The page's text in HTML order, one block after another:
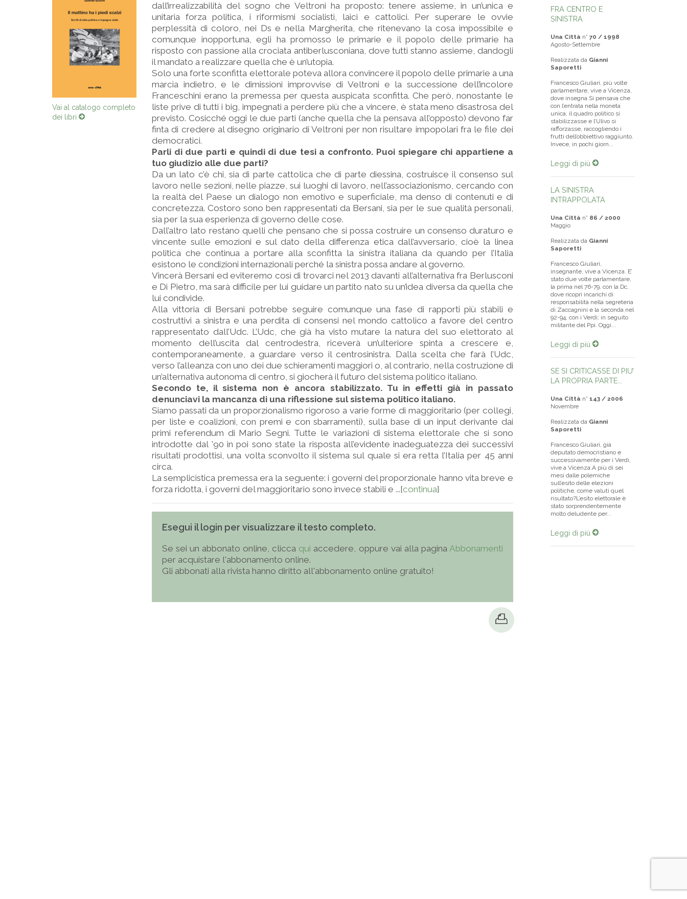
Vai al catalogo completo
dei libri
dall’irrealizzabilità del sogno che Veltroni ha proposto: tenere assieme, in un’unica e
unitaria forza politica, i riformismi socialisti, laici e cattolici. Per superare le ovvie
perplessità di coloro, nei Ds e nella Margherita, che ritenevano la cosa impossibile e
comunque inopportuna, egli ha promosso le primarie e il popolo delle primarie ha
risposto con passione alla crociata antiberlusconiana, dove tutti stanno assieme, dandogli
il mandato a realizzare quella che è un’utopia.
Solo una forte sconfitta elettorale poteva allora convincere il popolo delle primarie a una
marcia indietro, e le dimissioni improvvise di Veltroni e la successione dell’incolore
Franceschini erano la premessa per questa auspicata sconfitta. Che però, nonostante le
liste prive di tutti i big, impegnati a perdere più che a vincere, è stata meno disastrosa del
previsto. Cosicché oggi le due parti (anche quella che la pensava all’opposto) devono far
finta di credere al disegno originario di Veltroni per non risultare impopolari fra le file dei
democratici.
Parli di due parti e quindi di due tesi a confronto. Puoi spiegare chi appartiene a
tuo giudizio alle due parti?
Da un lato c’è chi, sia di parte cattolica che di parte diessina, costruisce il consenso sul
lavoro nelle sezioni, nelle piazze, sui luoghi di lavoro, nell’associazionismo, cercando con
la realtà del Paese un dialogo non emotivo e superficiale, ma denso di contenuti e di
concretezza. Costoro sono ben rappresentati da Bersani, sia per le sue qualità personali,
sia per la sua esperienza di governo delle cose.
Dall’altro lato restano quelli che pensano che si possa costruire un consenso duraturo e
vincente sulle emozioni e sul dato della differenza etica dall’avversario, cioè la linea
politica che continua a portare alla sconfitta la sinistra italiana da quando per l’Italia
esistono le condizioni internazionali perché la sinistra possa andare al governo.
Vincerà Bersani ed eviteremo così di trovarci nel 2013 davanti all’alternativa fra Berlusconi
e Di Pietro, ma sarà difficile per lui guidare un partito nato su un’idea diversa da quella che
lui condivide.
Alla vittoria di Bersani potrebbe seguire comunque una fase di rapporti più stabili e
costruttivi a sinistra e una perdita di consensi nel mondo cattolico a favore del centro
rappresentato dall’Udc. L’Udc, che già ha visto mutare la natura del suo elettorato al
momento dell’uscita dal centrodestra, riceverà un’ulteriore spinta a crescere e,
contemporaneamente, a guardare verso il centrosinistra. Dalla scelta che farà l’Udc,
verso l’alleanza con uno dei due schieramenti maggiori o, al contrario, nella costruzione di
un’alternativa autonoma di centro, si giocherà il futuro del sistema politico italiano.
Secondo te, il sistema non è ancora stabilizzato. Tu in effetti già in passato
denunciavi la mancanza di una riflessione sul sistema politico italiano.
Siamo passati da un proporzionalismo rigoroso a varie forme di maggioritario (per collegi,
per liste e coalizioni, con premi e con sbarramenti), sulla base di un input derivante dai
primi referendum di Mario Segni. Tutte le variazioni di sistema elettorale che si sono
introdotte dal ’90 in poi sono state la risposta all’evidente inadeguatezza dei successivi
risultati prodottisi, una volta sconvolto il sistema sul quale si era retta l’Italia per 45 anni
circa.
La semplicistica premessa era la seguente: i governi del proporzionale hanno vita breve e
forza ridotta, i governi del maggioritario sono invece stabili e ...[continua]
Esegui il login per visualizzare il testo completo.
Se sei un abbonato online, clicca qui accedere, oppure vai alla pagina Abbonamenti
per acquistare l'abbonamento online.
Gli abbonati alla rivista hanno diritto all'abbonamento online gratuito!
FRA CENTRO E
SINISTRA
Una Città n° 70 / 1998
Agosto-Settembre
Realizzata da Gianni
Saporetti
Francesco Giuliari, più volte
parlamentare, vive a Vicenza,
dove insegna.Si pensava che
con l’entrata nella moneta
unica, il quadro politico si
stabilizzasse e l’Ulivo si
rafforzasse, raccogliendo i
frutti dell’obbiettivo raggiunto.
Invece, in pochi giorn...
Leggi di più
LA SINISTRA
INTRAPPOLATA
Una Città n° 86 / 2000
Maggio
Realizzata da Gianni
Saporetti
Francesco Giuliari,
insegnante, vive a Vicenza. E’
stato due volte parlamentare,
la prima nel 76-79, con la Dc,
dove ricoprì incarichi di
responsabilità nella segreteria
di Zaccagnini e la seconda nel
92-94, con i Verdi; in seguito
militante del Ppi. Oggi...
Leggi di più
SE SI CRITICASSE DI PIU’
LA PROPRIA PARTE...
Una Città n° 143 / 2006
Novembre
Realizzata da Gianni
Saporetti
Francesco Giuliari, già
deputato democristiano e
successivamente per i Verdi,
vive a Vicenza.A più di sei
mesi dalle polemiche
sull’esito delle elezioni
politiche, come valuti quel
risultato?L’esito elettorale è
stato sorprendentemente
molto deludente per...
Leggi di più